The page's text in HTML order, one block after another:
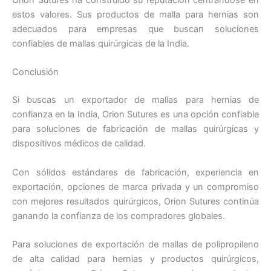
estos valores. Sus productos de malla para hernias son
adecuados para empresas que buscan soluciones
confiables de mallas quirúrgicas de la India.
Conclusión
Si buscas un exportador de mallas para hernias de
confianza en la India, Orion Sutures es una opción confiable
para soluciones de fabricación de mallas quirúrgicas y
dispositivos médicos de calidad.
Con sólidos estándares de fabricación, experiencia en
exportación, opciones de marca privada y un compromiso
con mejores resultados quirúrgicos, Orion Sutures continúa
ganando la confianza de los compradores globales.
Para soluciones de exportación de mallas de polipropileno
de alta calidad para hernias y productos quirúrgicos,